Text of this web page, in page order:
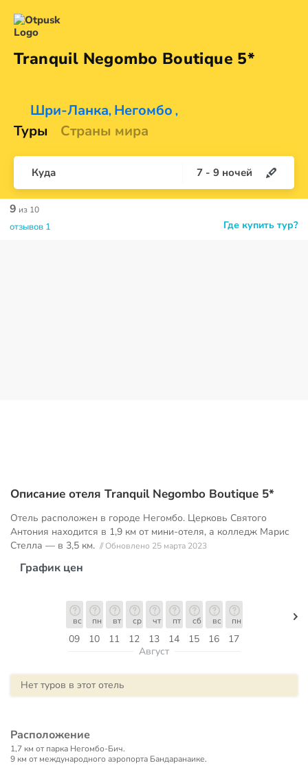
Tranquil Negombo Boutique 5*
Шри-Ланка, Негомбо ,
Туры Страны мира
Куда 7 - 9 ночей
Где купить тур?
9 из 10
отзывов 1
Описание отеля Tranquil Negombo Boutique 5*
Отель расположен в городе Негомбо. Церковь Святого
Антония находится в 1,9 км от мини-отеля, а колледж Марис
Стелла — в 3,5 км. // Обновлено 25 марта 2023
График цен
09
вс
10
пн
11
вт
12
ср
13
чт
14
пт
15
сб
16
вс
17
пн
Август
Нет туров в этот отель
Расположение
1,7 км от парка Негомбо-Бич.
9 км от международного аэропорта Бандаранаике.